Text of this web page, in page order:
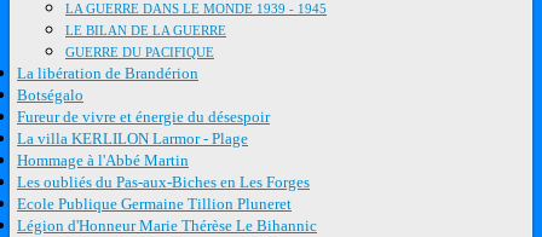
LA GUERRE DANS LE MONDE 1939 - 1945
LE BILAN DE LA GUERRE
GUERRE DU PACIFIQUE
La libération de Brandérion
Botségalo
Fureur de vivre et énergie du désespoir
La villa KERLILON Larmor - Plage
Hommage à l'Abbé Martin
Les oubliés du Pas-aux-Biches en Les Forges
Ecole Publique Germaine Tillion Pluneret
Légion d'Honneur Marie Thérèse Le Bihannic